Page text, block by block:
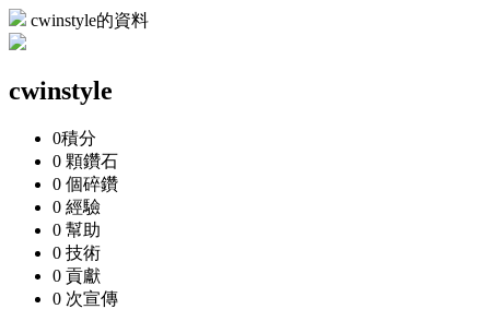
cwinstyle的資料
cwinstyle
0積分
0 顆鑽石
0 個碎鑽
0 經驗
0 幫助
0 技術
0 貢獻
0 次宣傳